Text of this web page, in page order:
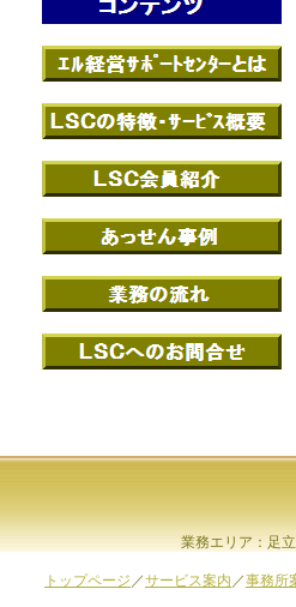
業務エリア：足
トップページ ／サービス案内 ／事務所